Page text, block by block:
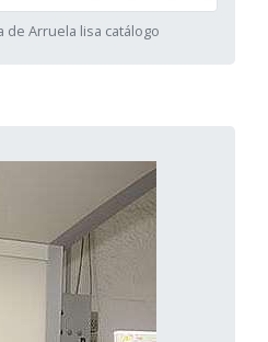
de Arruela lisa catálogo